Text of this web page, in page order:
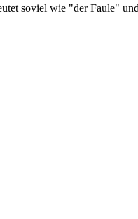
soviel wie "der Faule"